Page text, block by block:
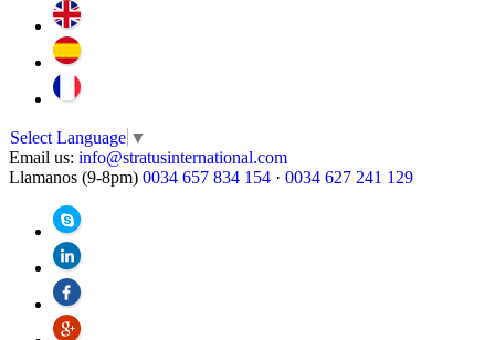
Select Language ▼
Email us: info@stratusinternational.com
Llamanos (9-8pm) 0034 657 834 154 · 0034 627 241 129